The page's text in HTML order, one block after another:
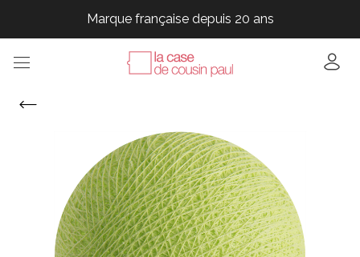
Marque française depuis 20 ans
Marque française depuis 20 ans
Marque française depuis 20 ans